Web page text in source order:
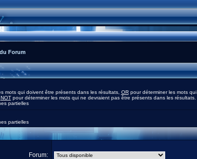
Forum
mots qui doivent être présents dans les résultats, ORpour déterminer les mots qui
NOTpour déterminer les mots qui ne devraient pas être présents dans les résultats.
partielles
partielles
Forum: